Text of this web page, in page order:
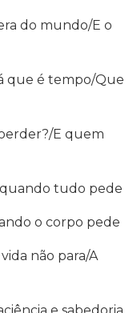
do mundo/E o
que é tempo/Que
E quem
quando tudo pede
o corpo pede
não para/A